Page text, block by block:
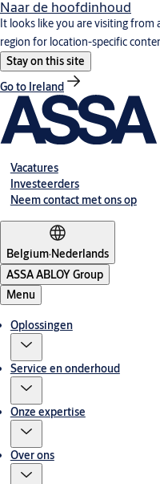
Naar de hoofdinhoud
It looks like you are visiting
region for location-specific
Stay on this site
Go to Ireland
Vacatures
Investeerders
Neem contact met ons op
Belgium·Nederlands
ASSA ABLOY Group
Menu
Oplossingen
Service en onderhoud
Onze expertise
Over ons